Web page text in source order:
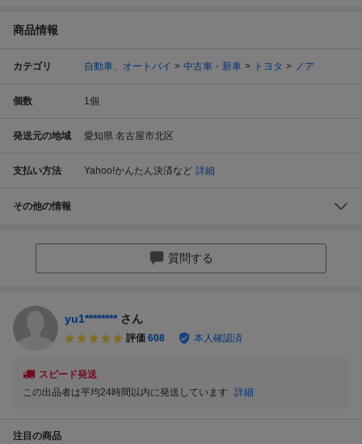
商品情報
カテゴリ 自動車、オートバイ 中古車・新車 トヨタ ノア
個数 1個
発送元の地域 愛知県 名古屋市北区
支払い方法 Yahoo!かんたん決済など 詳細
その他の情報
質問する
yu1******** さん
評価 608 本人確認済
スピード発送
この出品者は平均24時間以内に発送しています
詳細
注目の商品